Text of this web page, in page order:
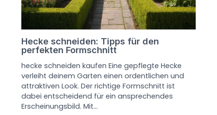
Hecke schneiden: Tipps für den
perfekten Formschnitt
hecke schneiden kaufen Eine gepflegte Hecke
verleiht deinem Garten einen ordentlichen und
attraktiven Look. Der richtige Formschnitt ist
dabei entscheidend für ein ansprechendes
Erscheinungsbild. Mit…